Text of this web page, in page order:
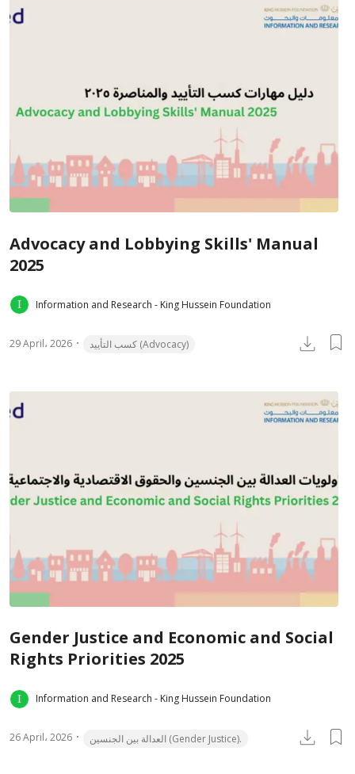
Advocacy and Lobbying Skills' Manual
2025
Information and Research - King Hussein Foundation
29 April، 2026 كسب التأييد (Advocacy)
Gender Justice and Economic and Social
Rights Priorities 2025
Information and Research - King Hussein Foundation
26 April، 2026 العدالة بين الجنسين (Gender Justice).